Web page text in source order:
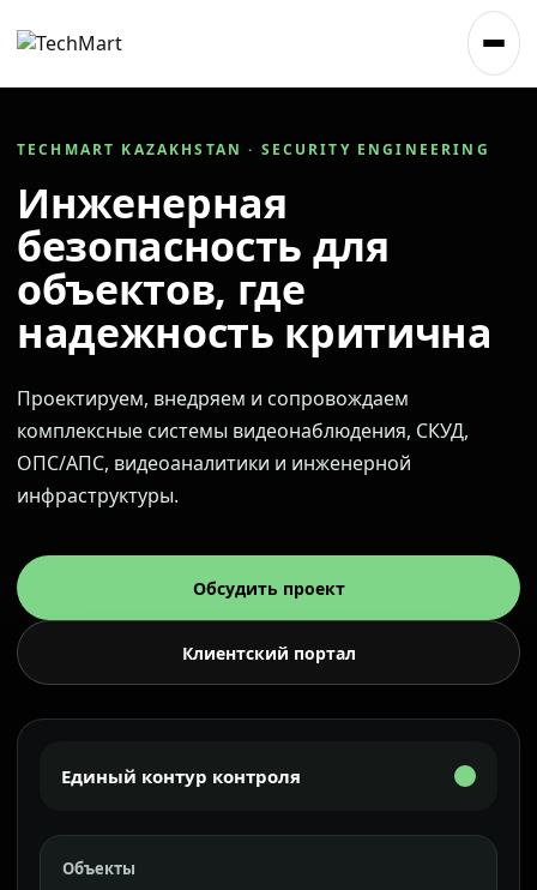
TECHMART KAZAKHSTAN · SECURITY ENGINEERING
Инженерная
безопасность для
объектов, где
надежность критична
Проектируем, внедряем и сопровождаем
комплексные системы видеонаблюдения, СКУД,
ОПС/АПС, видеоаналитики и инженерной
инфраструктуры.
Обсудить проект
Клиентский портал
Единый контур контроля
Объекты